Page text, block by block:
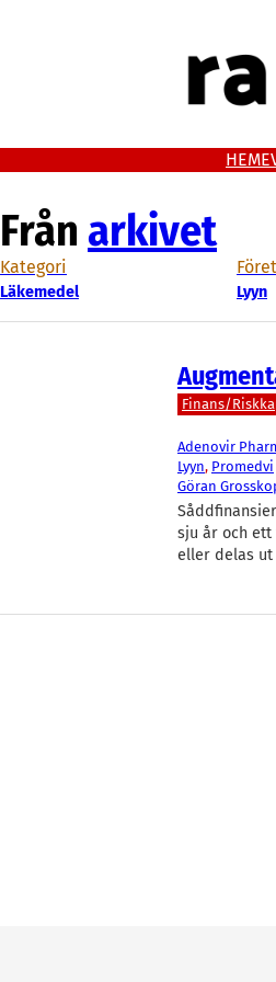
HEM
Från arkivet
Kategori
Läkemedel Lyyn
Finans/
Adenovir
Lyyn, Promedvi
Göran
sju år och
eller delas